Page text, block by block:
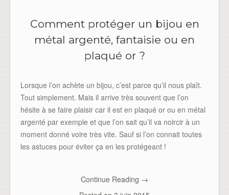
Comment protéger un bijou en
métal argenté, fantaisie ou en
plaqué or ?
Lorsque l’on achète un bijou, c’est parce qu’il nous plaît.
Tout simplement. Mais il arrive très souvent que l’on
hésite à se faire plaisir car il est en plaqué or ou en métal
argenté par exemple et que l’on sait qu’il va noircir à un
moment donné voire très vite. Sauf si l’on connait toutes
les astuces pour éviter ça en les protégeant !
Continue Reading →